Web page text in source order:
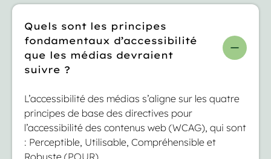
Quels sont les principes
fondamentaux d’accessibilité
que les médias devraient
suivre ?
L’accessibilité des médias s’aligne sur les quatre
principes de base des directives pour
l’accessibilité des contenus web (WCAG), qui sont
: Perceptible, Utilisable, Compréhensible et
Robuste (POUR).